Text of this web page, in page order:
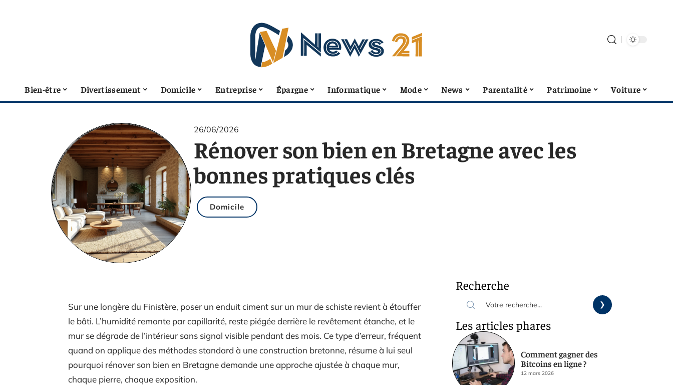
Bien-être Divertissement Domicile Entreprise Épargne Informatique Mode News Parentalité Patrimoine Voiture
26/06/2026
Rénover son bien en Bretagne avec les
bonnes pratiques clés
Domicile
Sur une longère du Finistère, poser un enduit ciment sur un mur de schiste revient à étouffer
le bâti. L’humidité remonte par capillarité, reste piégée derrière le revêtement étanche, et le
mur se dégrade de l’intérieur sans signal visible pendant des mois. Ce type d’erreur, fréquent
quand on applique des méthodes standard à une construction bretonne, résume à lui seul
pourquoi rénover son bien en Bretagne demande une approche ajustée à chaque mur,
chaque pierre, chaque exposition.
Recherche
Les articles phares
Comment gagner des
Bitcoins en ligne ?
12 mars 2026